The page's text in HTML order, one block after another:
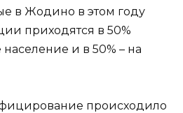
в Жодино в этом году
приходятся в 50%
и в 50% – на
происходило